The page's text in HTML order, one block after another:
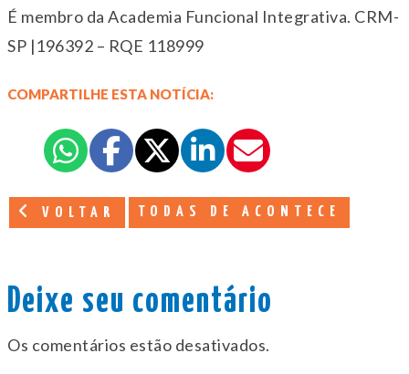
É membro da Academia Funcional Integrativa. CRM-
SP |196392 – RQE 118999
COMPARTILHE ESTA NOTÍCIA:
VOLTAR TODAS DE ACONTECE
Deixe seu comentário
Os comentários estão desativados.